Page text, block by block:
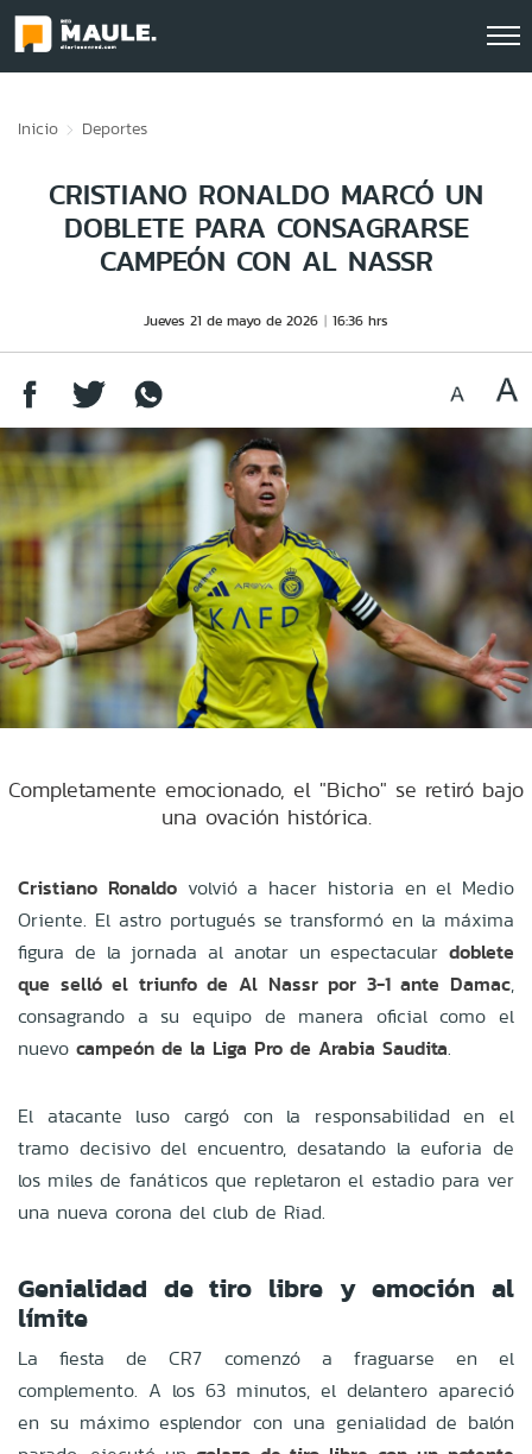
Inicio Deportes
CRISTIANO RONALDO MARCÓ UN
DOBLETE PARA CONSAGRARSE
CAMPEÓN CON AL NASSR
Jueves 21 de mayo de 2026 16:36 hrs
Completamente emocionado, el "Bicho" se retiró bajo
una ovación histórica.
Cristiano Ronaldovolvió a hacer historia en el Medio
Oriente. El astro portugués se transformó en la máxima
figura de la jornada al anotar un espectacular doblete
que selló el triunfo de Al Nassr por 3-1 ante Damac,
consagrando a su equipo de manera oficial como el
nuevo campeón de la Liga Pro de Arabia Saudita.
El atacante luso cargó con la responsabilidad en el
tramo decisivo del encuentro, desatando la euforia de
los miles de fanáticos que repletaron el estadio para ver
una nueva corona del club de Riad.
Genialidad de tiro libre y emoción al
límite
La fiesta de CR7 comenzó a fraguarse en el
complemento. A los 63 minutos, el delantero apareció
en su máximo esplendor con una genialidad de balón